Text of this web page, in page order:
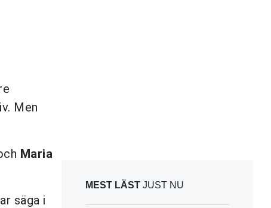
Men
Maria
säga i
MEST LÄST JUST NU